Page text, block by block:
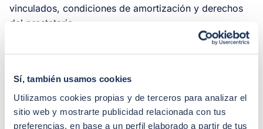
Sí, también usamos cookies
Utilizamos cookies propias y de terceros para analizar el
sitio web y mostrarte publicidad relacionada con tus
preferencias, en base a un perfil elaborado a partir de tus
vinculados, condiciones de amortización y derechos
del prestatario.
¿Cuánto tiempo de antelación
El banco debe entregar la FEIN al cliente al menos 10
días naturales antes de la firma del contrato. Este